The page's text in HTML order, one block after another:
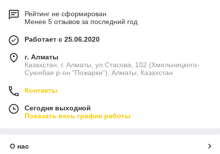
Рейтинг не сформирован
Менее 5 отзывов за последний год
Работает с 25.06.2020
г. Алматы
Казахстан, г. Алматы, ул.Стасова, 102 (Хмельницкого-
Суюнбая р-он "Пожарки"), Алматы, Казахстан
Контакты
Сегодня выходной
Показать весь график работы
О нас